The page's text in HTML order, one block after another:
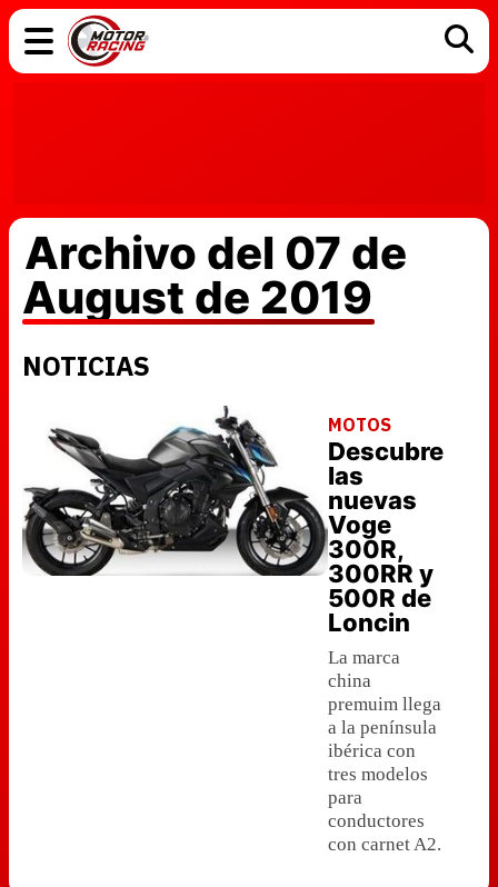
Archivo del 07 de
August de 2019
NOTICIAS
MOTOS
Descubre
las
nuevas
Voge
300R,
300RR y
500R de
Loncin
La marca
china
premuim llega
a la península
ibérica con
tres modelos
para
conductores
con carnet A2.